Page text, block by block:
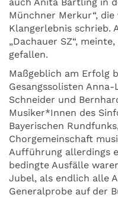
Münchner Merkur“,
Klangerlebnis schrieb.
„Dachauer SZ“,
gefallen.
Maßgeblich am Erfolg
Gesangssolisten
Schneider und
Musiker*Innen des
Bayerischen
Chorgemeinschaft
Aufführung allerdings
bedingte Ausfälle
Jubel, als endlich alle
Generalprobe auf der